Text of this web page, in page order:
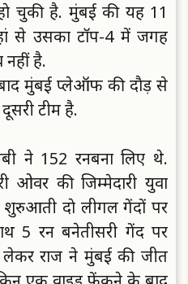
चुकी है. मुंबई की यह 11
से उसका टाॅप-4 में जगह
है.
मुंबई प्लेऑफ की दाैड़ से
टीम है.
ने 152 रनबना लिए थे.
ओवर की जिम्मेदारी युवा
शुरुआती दाे लीगल गेंदाें पर
5 रन बनेतीसरी गेंद पर
लेकर राज ने मुंबई की जीत